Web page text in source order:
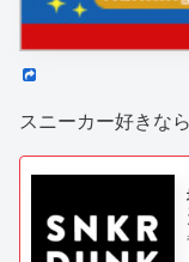
スニーカー好きな